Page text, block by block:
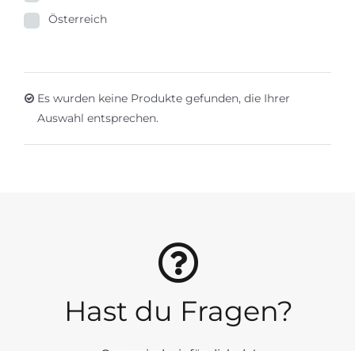
Es wurden keine Produkte gefunden, die Ihrer
Auswahl entsprechen.
Österreich
Hast du Fragen?